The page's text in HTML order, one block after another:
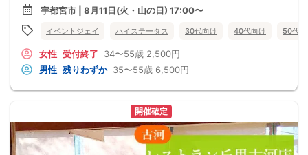
宇都宮市 | 8月11日(火・山の日) 17:00〜
イベントジェイ ハイステータス 30代向け 40代向け 50代
女性 受付終了 34〜55歳 2,500円
男性 残りわずか 35〜55歳 6,500円
開催確定